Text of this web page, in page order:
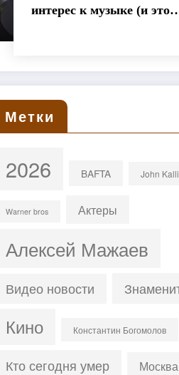
интерес к музыке (и это
Метки
2026 BAFTA John
Warner bros Актеры
Алексей Мажаев
Видео новости
Кино Константин Богомолов
Кто сегодня умер Москва